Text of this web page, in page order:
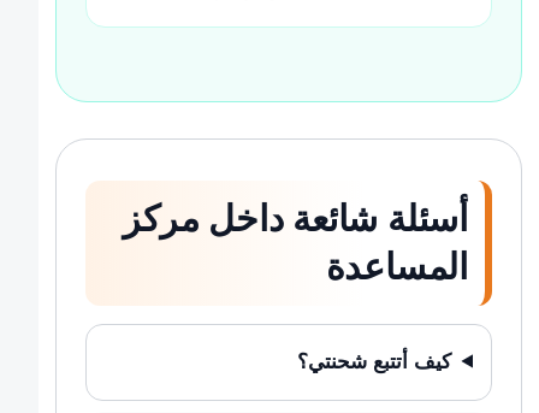
أسئلة شائعة داخل مركز
المساعدة
كيف أتتبع شحنتي؟